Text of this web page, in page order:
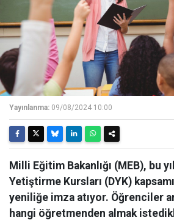
Yayınlanma: 09/08/2024 10:00
Milli Eğitim Bakanlığı (MEB), bu
Yetiştirme Kursları (DYK)
yeniliğe imza atıyor. Öğrenciler
hangi öğretmenden almak